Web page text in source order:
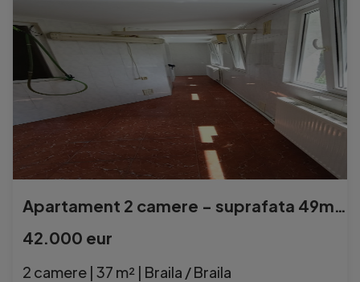
Apartament 2 camere - suprafata 49mp, confort 2, zona Viziru
42.000 eur
2 camere | 37 m² | Braila / Braila